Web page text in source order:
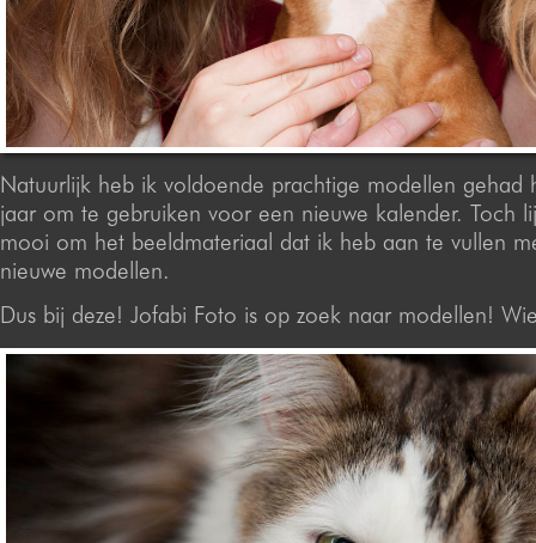
Natuurlijk heb ik voldoende prachtige modellen gehad
jaar om te gebruiken voor een nieuwe kalender. Toch
mooi om het beeldmateriaal dat ik heb aan te vullen
nieuwe modellen.
Dus bij deze! Jofabi Foto is op zoek naar modellen!